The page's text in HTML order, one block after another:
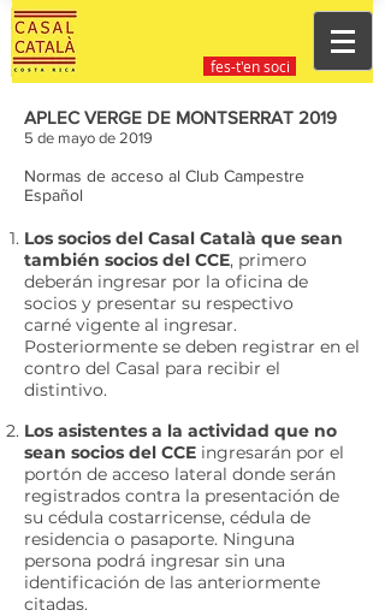
fes-t'en soci
APLEC VERGE DE MONTSERRAT 2019
5 de mayo de 2019
Normas de acceso al Club Campestre
Español
Los socios del Casal Català que sean
también socios del CCE, primero
deberán ingresar por la oficina de
socios y presentar su respectivo
carné vigente al ingresar.
Posteriormente se deben registrar en el
contro del Casal para recibir el
distintivo.
Los asistentes a la actividad que no
sean socios del CCE ingresarán por el
portón de acceso lateral donde serán
registrados contra la presentación de
su cédula costarricense, cédula de
residencia o pasaporte. Ninguna
persona podrá ingresar sin una
identificación de las anteriormente
citadas.